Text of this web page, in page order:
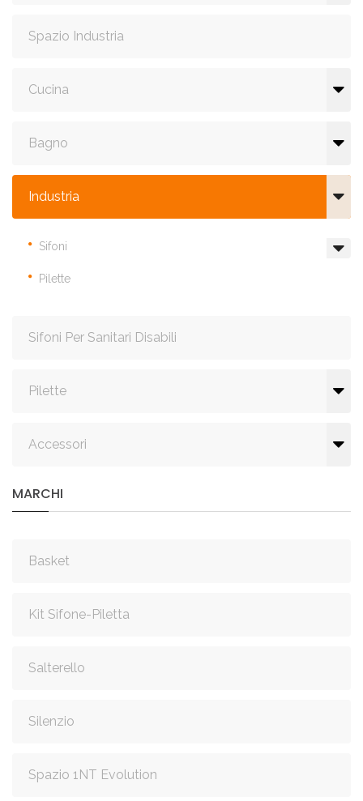
Spazio Industria
Cucina
Bagno
Industria
Sifoni
Pilette
Sifoni Per Sanitari Disabili
Pilette
Accessori
MARCHI
Basket
Kit Sifone-Piletta
Salterello
Silenzio
Spazio 1NT Evolution